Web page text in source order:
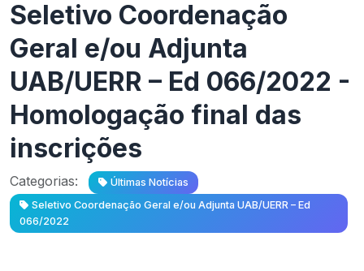
Seletivo Coordenação
Geral e/ou Adjunta
UAB/UERR – Ed 066/2022 -
Homologação final das
inscrições
Categorias:
Últimas Notícias
Seletivo Coordenação Geral e/ou Adjunta UAB/UERR – Ed
066/2022